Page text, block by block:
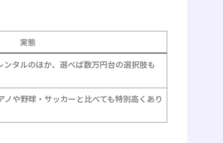
実態
タルのほか、選べば数万円台の選択肢も
や野球・サッカーと比べても特別高くあり